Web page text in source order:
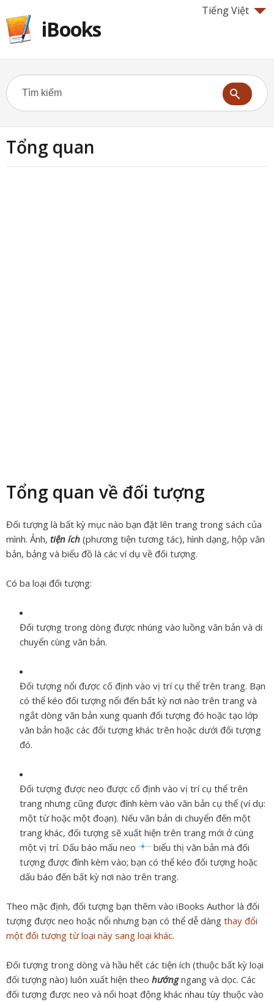
Tiếng Việt
iBooks
Tổng quan
Tổng quan về đối tượng
Đối tượng là bất kỳ mục nào bạn đặt lên trang trong sách của
mình. Ảnh, tiện ích (phương tiện tương tác), hình dạng, hộp văn
bản, bảng và biểu đồ là các ví dụ về đối tượng.
Có ba loại đối tượng:
Đối tượng trong dòng được nhúng vào luồng văn bản và di
chuyển cùng văn bản.
Đối tượng nổi được cố định vào vị trí cụ thể trên trang. Bạn
có thể kéo đối tượng nổi đến bất kỳ nơi nào trên trang và
ngắt dòng văn bản xung quanh đối tượng đó hoặc tạo lớp
văn bản hoặc các đối tượng khác trên hoặc dưới đối tượng
đó.
Đối tượng được neo được cố định vào vị trí cụ thể trên
trang nhưng cũng được đính kèm vào văn bản cụ thể (ví dụ:
một từ hoặc một đoạn). Nếu văn bản di chuyển đến một
trang khác, đối tượng sẽ xuất hiện trên trang mới ở cùng
một vị trí. Dấu báo mấu neo
biểu thị văn bản mà đối
tượng được đính kèm vào; bạn có thể kéo đối tượng hoặc
dấu báo đến bất kỳ nơi nào trên trang.
Theo mặc định, đối tượng bạn thêm vào iBooks Author là đối
tượng được neo hoặc nổi nhưng bạn có thể dễ dàng thay đổi
một đối tượng từ loại này sang loại khác.
Đối tượng trong dòng và hầu hết các tiện ích (thuộc bất kỳ loại
đối tượng nào) luôn xuất hiện theo hướngngang và dọc. Các
đối tượng được neo và nổi hoạt động khác nhau tùy thuộc vào